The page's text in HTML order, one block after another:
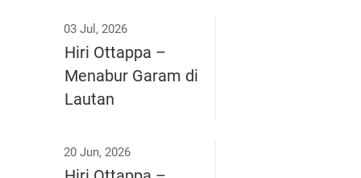
03 Jul, 2026
Hiri Ottappa –
Menabur Garam di
Lautan
20 Jun, 2026